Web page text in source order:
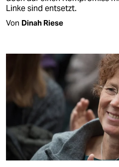
Linke sind entsetzt.
Von Dinah Riese